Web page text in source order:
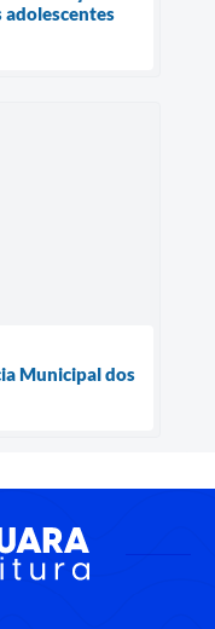
adolescentes
Municipal dos